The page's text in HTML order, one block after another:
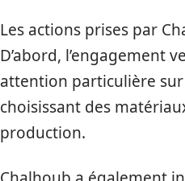
Les actions prises par
D’abord, l’engagement
attention particulière
choisissant des
production.